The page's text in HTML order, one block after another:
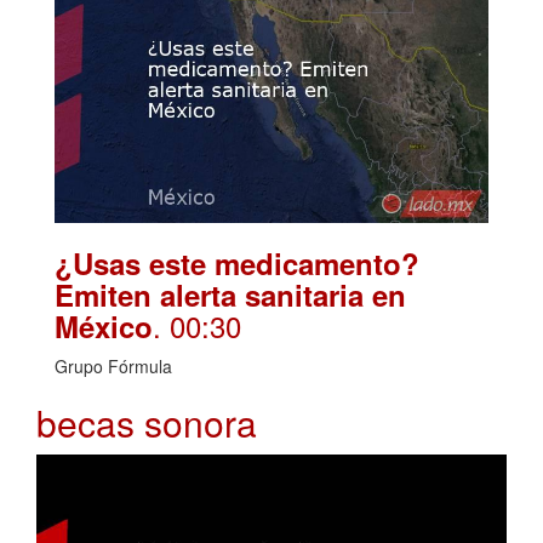
¿Usas este medicamento?
Emiten alerta sanitaria en
México. 00:30
Grupo Fórmula
becas sonora